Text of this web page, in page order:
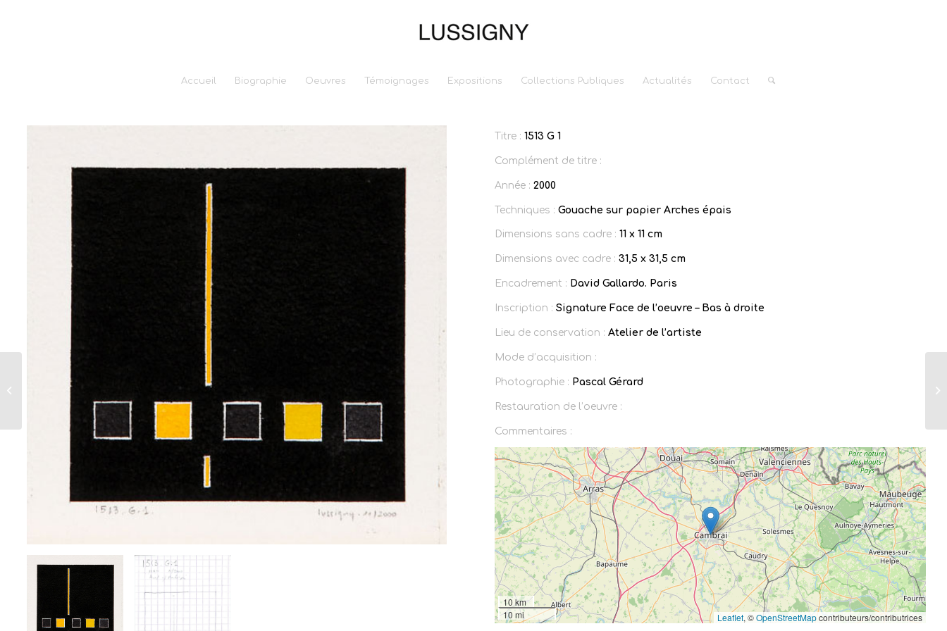
Accueil Biographie Oeuvres Témoignages Expositions Collections Publiques Actualités Contact
Titre : 1513 G 1
Complément de titre :
Année : 2000
Techniques : Gouache sur papier Arches épais
Dimensions sans cadre : 11 x 11 cm
Dimensions avec cadre : 31,5 x 31,5 cm
Encadrement : David Gallardo. Paris
Inscription : Signature Face de l’oeuvre – Bas à droite
Lieu de conservation : Atelier de l’artiste
Mode d’acquisition :
Photographie : Pascal Gérard
Restauration de l’oeuvre :
Commentaires :
10 km
10 mi
Leaflet, ©OpenStreetMapcontributeurs/contributrices
1489 G 1 – 2000